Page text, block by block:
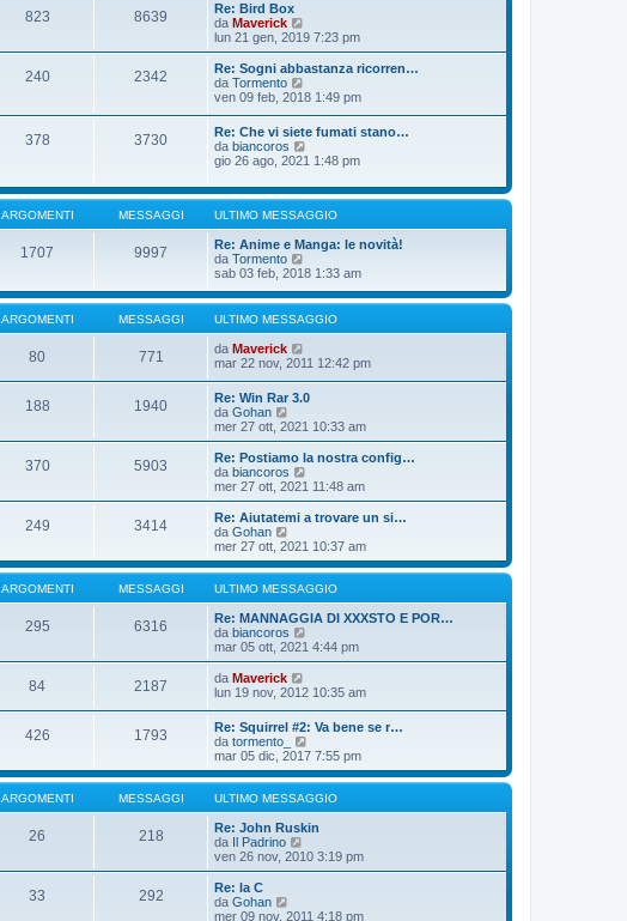
g
i
s
g
g
i
o
l
m
o
m
e
s
s
a
g
i
o
823 8639
Re: Bird Box
da Maverick
e
d
i
l
i
m
o
m
s
s
a
g
g
i
o
lun 21 gen, 2019 7:23 pm
240 2342
Re: Sogni abbastanza ricorren…
da Tormento
e
u
l
t
m
o
e
s
s
a
g
i
ven 09 feb, 2018 1:49 pm
378 3730
Re: Che vi siete fumati stano…
da biancoros
e
i
u
l
t
i
o
m
e
s
s
g
o
gio 26 ago, 2021 1:48 pm
ARGOMENTI MESSAGGI ULTIMO MESSAGGIO
1707 9997
Re: Anime e Manga: le novità!
da Tormento
e
i
u
i
m
o
m
s
s
a
g
g
i
o
sab 03 feb, 2018 1:33 am
ARGOMENTI MESSAGGI ULTIMO MESSAGGIO
80 771 da Maverick
e
i
u
l
t
i
m
o
m
e
s
a
g
g
i
o
mar 22 nov, 2011 12:42 pm
188 1940
Re: Win Rar 3.0
da Gohan
e
d
i
u
l
m
o
m
e
s
s
a
g
g
i
mer 27 ott, 2021 10:33 am
370 5903
Re: Postiamo la nostra config…
da biancoros
e
d
i
i
m
o
m
s
g
g
i
o
mer 27 ott, 2021 11:48 am
249 3414
Re: Aiutatemi a trovare un si…
da Gohan
e
d
i
u
l
t
m
o
m
e
s
a
g
g
i
o
mer 27 ott, 2021 10:37 am
ARGOMENTI MESSAGGI ULTIMO MESSAGGIO
295 6316
Re: MANNAGGIA DI XXXSTO E POR…
da biancoros
e
d
u
t
i
o
m
e
s
s
a
g
i
mar 05 ott, 2021 4:44 pm
84 2187 da Maverick
e
i
u
l
t
i
m
o
m
e
s
s
a
lun 19 nov, 2012 10:35 am
426 1793
Re: Squirrel #2: Va bene se r…
da tormento_
e
d
i
u
l
t
m
o
s
mar 05 dic, 2017 7:55 pm
ARGOMENTI MESSAGGI ULTIMO MESSAGGIO
26 218
Re: John Ruskin
da Il Padrino
e
d
l
ven 26 nov, 2010 3:19 pm
33 292
Re: la C
da Gohan
e
mer 09 nov, 2011 4:18 pm